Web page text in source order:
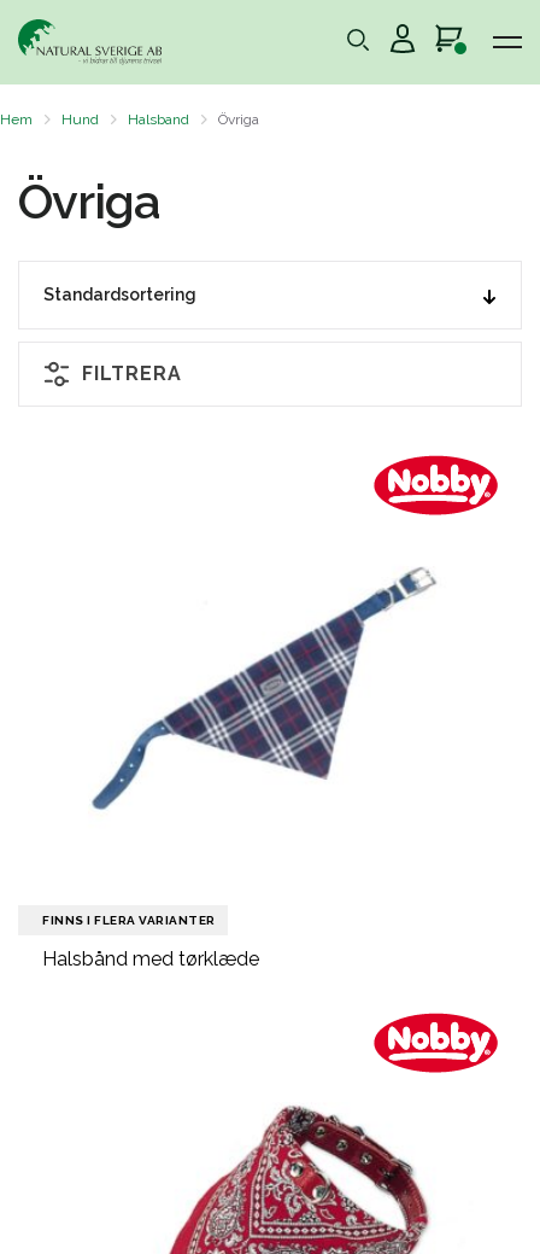
Hem Hund Halsband Övriga
Övriga
FILTRERA
FINNS I FLERA VARIANTER
Halsbånd med tørklæde